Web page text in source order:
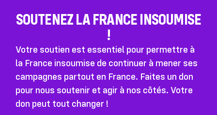
SOUTENEZ LA FRANCE INSOUMISE
!
Votre soutien est essentiel pour permettre à
la France insoumise de continuer à mener ses
campagnes partout en France. Faites un don
pour nous soutenir et agir à nos côtés. Votre
don peut tout changer !